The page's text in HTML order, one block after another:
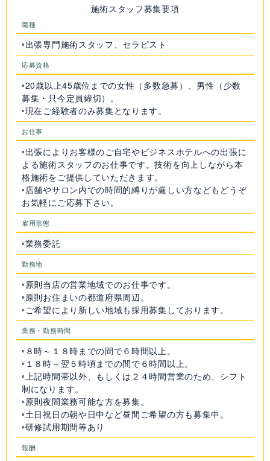
施術スタッフ募集要項
職種
◦出張専門施術スタッフ、セラピスト
応募資格
◦20歳以上45歳位までの女性（多数急募）、男性（少数
募集・只今定員締切）。
◦現在ご経験者のみ募集となります。
お仕事
◦出張によりお客様のご自宅やビジネスホテルへの出張に
よる施術スタッフのお仕事です。技術を向上しながら本
格施術をご提供していただきます。
◦店舗やサロン内での時間的縛りが厳しい方などもどうぞ
お気軽にご応募下さい。
雇用形態
◦業務委託
勤務地
◦原則当店の営業地域でのお仕事です。
◦原則お住まいの都道府県周辺。
◦ご希望により新しい地域も採用募集しております。
業務・勤務時間
◦８時～１８時までの間で６時間以上。
◦１８時～翌５時頃までの間で６時間以上。
◦上記時間帯以外、もしくは２４時間営業のため、シフト
制になります。
◦原則夜間業務可能な方を募集。
◦土日祝日の朝や日中など昼間ご希望の方も募集中。
◦研修試用期間等あり
報酬